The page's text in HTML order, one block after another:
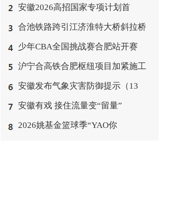
安徽2026高招国家专项计划首
合池铁路跨引江济淮特大桥斜拉桥
少年CBA全国挑战赛合肥站开赛
沪宁合高铁合肥枢纽项目加紧施工
安徽发布气象灾害防御提示（13
安徽有戏 接住流量变“留量”
2026姚基金篮球季“YAO你